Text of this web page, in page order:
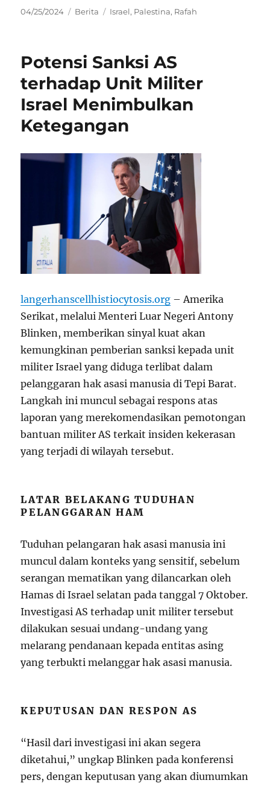
Posted
04/25/2024 Categories
Berita Tags
Israel, Palestina, Rafah
Potensi Sanksi AS
terhadap Unit Militer
Israel Menimbulkan
Ketegangan
langerhanscellhistiocytosis.org – Amerika
Serikat, melalui Menteri Luar Negeri Antony
Blinken, memberikan sinyal kuat akan
kemungkinan pemberian sanksi kepada unit
militer Israel yang diduga terlibat dalam
pelanggaran hak asasi manusia di Tepi Barat.
Langkah ini muncul sebagai respons atas
laporan yang merekomendasikan pemotongan
bantuan militer AS terkait insiden kekerasan
yang terjadi di wilayah tersebut.
LATAR BELAKANG TUDUHAN
PELANGGARAN HAM
Tuduhan pelangaran hak asasi manusia ini
muncul dalam konteks yang sensitif, sebelum
serangan mematikan yang dilancarkan oleh
Hamas di Israel selatan pada tanggal 7 Oktober.
Investigasi AS terhadap unit militer tersebut
dilakukan sesuai undang-undang yang
melarang pendanaan kepada entitas asing
yang terbukti melanggar hak asasi manusia.
KEPUTUSAN DAN RESPON AS
“Hasil dari investigasi ini akan segera
diketahui,” ungkap Blinken pada konferensi
pers, dengan keputusan yang akan diumumkan